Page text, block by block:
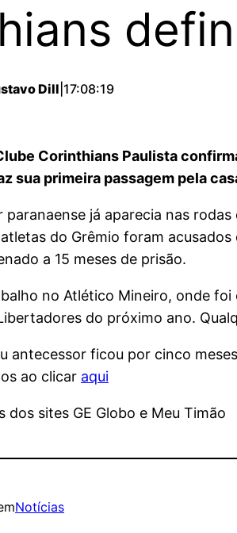
Dill 17:08:19
Corinthians Paulista
sua primeira passagem pela
já aparecia nas
do Grêmio foram
a 15 meses de prisão.
no Atlético Mineiro, onde
do próximo ano.
antecessor ficou por cinco
ao clicar aqui
sites GE Globo e Meu Timão
Notícias